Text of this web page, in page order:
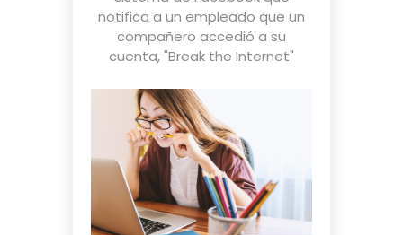
notifica a un empleado que un
compañero accedió a su
cuenta,"Break the Internet"